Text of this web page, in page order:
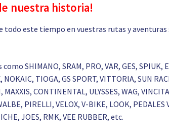
nuestra historia!
todo este tiempo en vuestras rutas y aventuras
SHIMANO, SRAM, PRO, VAR, GES, SPIUK,
TIOGA, GS SPORT, VITTORIA, SUN
CONTINENTAL, ULYSSES, WAG,
PIRELLI, VELOX, V-BIKE, LOOK, PEDALES
JOES, RMK, VEE RUBBER, etc.